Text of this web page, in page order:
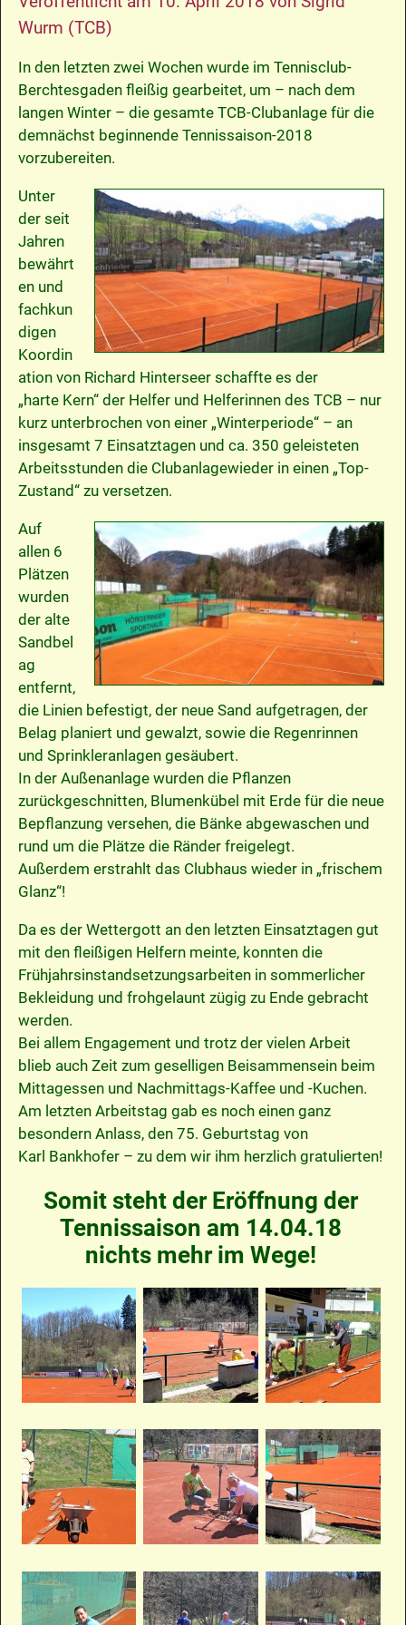
Wurm (TCB)
In den letzten zwei Wochen wurde im Tennisclub-
Berchtesgaden fleißig gearbeitet, um – nach dem
langen Winter – die gesamte TCB-Clubanlage für die
demnächst beginnende Tennissaison-2018
vorzubereiten.
Unter
der seit
Jahren
bewährt
en und
fachkun
digen
Koordin
ation von Richard Hinterseer schaffte es der
„harte Kern“ der Helfer und Helferinnen des TCB – nur
kurz unterbrochen von einer „Winterperiode“ – an
insgesamt 7 Einsatztagen und ca. 350 geleisteten
Arbeitsstunden die Clubanlagewieder in einen „Top-
Zustand“ zu versetzen.
Auf
allen 6
Plätzen
wurden
der alte
Sandbel
ag
entfernt,
die Linien befestigt, der neue Sand aufgetragen, der
Belag planiert und gewalzt, sowie die Regenrinnen
und Sprinkleranlagen gesäubert.
In der Außenanlage wurden die Pflanzen
zurückgeschnitten, Blumenkübel mit Erde für die neue
Bepflanzung versehen, die Bänke abgewaschen und
rund um die Plätze die Ränder freigelegt.
Außerdem erstrahlt das Clubhaus wieder in „frischem
Glanz“!
Da es der Wettergott an den letzten Einsatztagen gut
mit den fleißigen Helfern meinte, konnten die
Frühjahrsinstandsetzungsarbeiten in sommerlicher
Bekleidung und frohgelaunt zügig zu Ende gebracht
werden.
Bei allem Engagement und trotz der vielen Arbeit
blieb auch Zeit zum geselligen Beisammensein beim
Mittagessen und Nachmittags-Kaffee und -Kuchen.
Am letzten Arbeitstag gab es noch einen ganz
besondern Anlass, den 75. Geburtstag von
Karl Bankhofer – zu dem wir ihm herzlich gratulierten!
Somit steht der Eröffnung der
Tennissaison am 14.04.18
nichts mehr im Wege!